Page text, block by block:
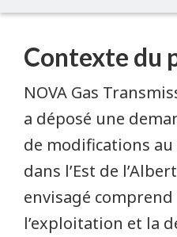
Échéancier
Carte
Contexte du
NOVA Gas
a déposé une
de modifications
dans l’Est de
envisagé
l’exploitation et la